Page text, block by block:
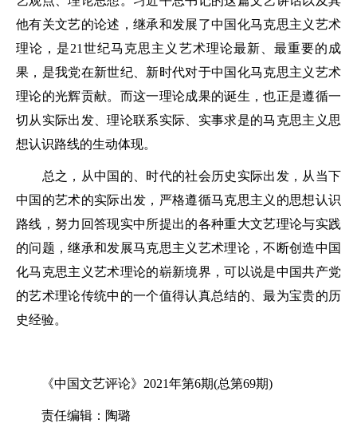
他有关文艺的论述，继承和发展了中国化马克思主义艺术
理论，是21世纪马克思主义艺术理论最新、最重要的成
果，是我党在新世纪、新时代对于中国化马克思主义艺术
理论的光辉贡献。而这一理论成果的诞生，也正是遵循一
切从实际出发、理论联系实际、实事求是的马克思主义思
想认识路线的生动体现。
总之，从中国的、时代的社会历史实际出发，从当下
中国的艺术的实际出发，严格遵循马克思主义的思想认识
路线，努力回答现实中所提出的各种重大文艺理论与实践
的问题，继承和发展马克思主义艺术理论，不断创造中国
化马克思主义艺术理论的崭新境界，可以说是中国共产党
的艺术理论传统中的一个值得认真总结的、最为宝贵的历
史经验。
《中国文艺评论》2021年第6期(总第69期)
责任编辑：陶璐